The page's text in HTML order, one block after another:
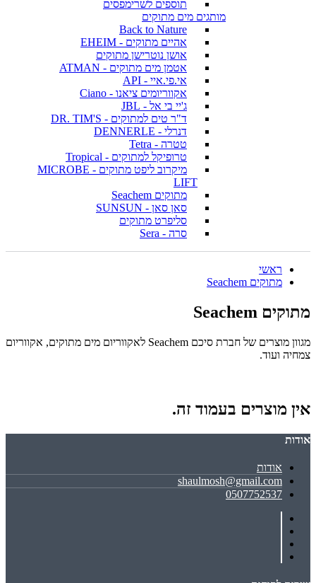
תוספים לשרימפסים
מותגים מים מתוקים
Back to Nature
אהיים מתוקים - EHEIM
אושן נוטרישן מתוקים
אטמן מים מתוקים - ATMAN
אי.פי.איי - API
אקווריומים ציאנו - Ciano
ג'יי בי אל - JBL
ד"ר טים למתוקים - DR. TIM'S
דנרלי - DENNERLE
טטרה - Tetra
טרופיקל למתוקים - Tropical
מיקרוב ליפט מתוקים - MICROBE
LIFT
מתוקים Seachem
סאן סאן - SUNSUN
סליפרט מתוקים
סרה - Sera
ראשי
מתוקים Seachem
מתוקים Seachem
מגוון מוצרים של חברת סיכם Seachem לאקווריום מים מתוקים, אקווריום
צמחיה ועוד.
אין מוצרים בעמוד זה.
אודות
אודות
shaulmosh@gmail.com
0507752537